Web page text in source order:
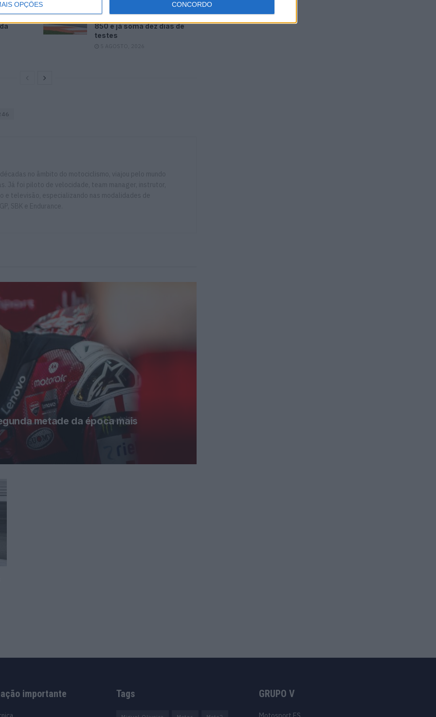
OPÇÕES CONCORDO
da
MotoGP: Bulega intensifica
desenvolvimento da Ducati
850 e já soma dez dias de
testes
5 AGOSTO, 2026
no âmbito do motociclismo, viajou pelo mundo
Já foi piloto de velocidade, team manager, instrutor,
e televisão, especializando nas modalidades de
SBK e Endurance.
metade da época mais
importante Tags GRUPO V